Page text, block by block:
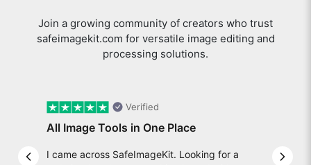
Join a growing community of creators who trust
safeimagekit.com for versatile image editing and
processing solutions.
Verified
All Image Tools in One Place
I came across SafeImageKit. Looking for a